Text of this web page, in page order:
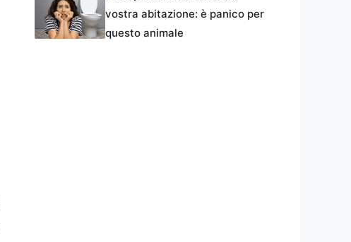
vostra abitazione: è panico per
questo animale